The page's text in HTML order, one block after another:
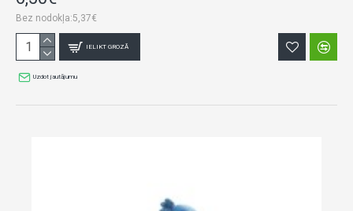
Bez nodokļa:5,37€
IELIKT GROZĀ
Uzdot jautājumu